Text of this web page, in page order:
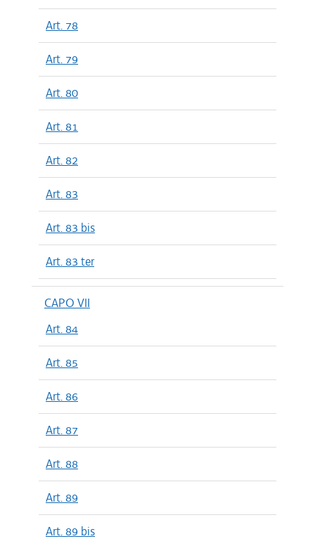
Art. 78
Art. 79
Art. 80
Art. 81
Art. 82
Art. 83
Art. 83 bis
Art. 83 ter
CAPO VII
Art. 84
Art. 85
Art. 86
Art. 87
Art. 88
Art. 89
Art. 89 bis